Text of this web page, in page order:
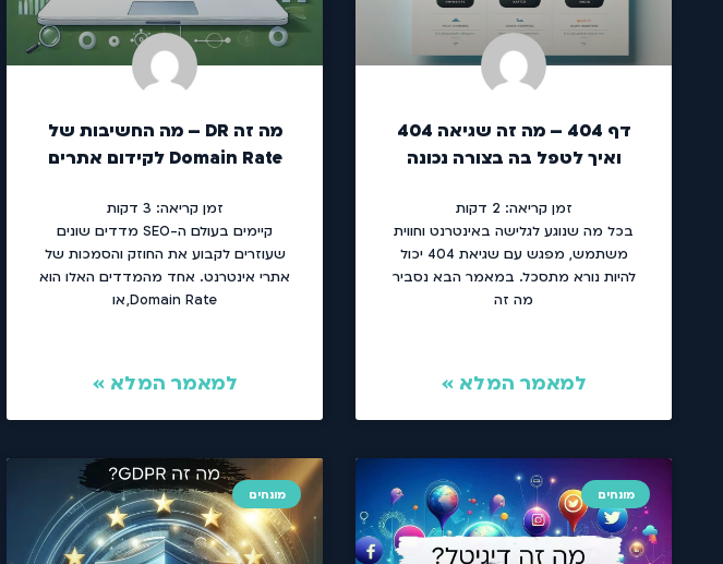
דף 404 – מה זה שגיאה 404
ואיך לטפל בה בצורה נכונה
זמן קריאה: 2 דקות
בכל מה שנוגע לגלישה באינטרנט וחווית
משתמש, מפגש עם שגיאת 404 יכול
להיות נורא מתסכל. במאמר הבא נסביר
מה זה
למאמר המלא »
מה זה DR – מה החשיבות של
Domain Rate לקידום אתרים
זמן קריאה: 3 דקות
קיימים בעולם ה-SEO מדדים שונים
שעוזרים לקבוע את החוזק והסמכות של
אתרי אינטרנט. אחד מהמדדים האלו הוא
Domain Rate, או
למאמר המלא »
מונחים מונחים